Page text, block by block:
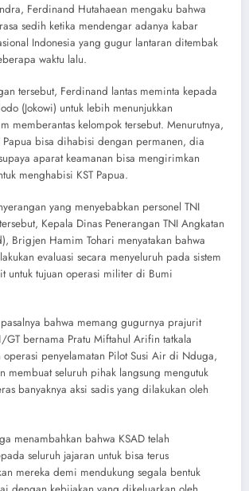
Ferdinand Hutahaean mengaku bahwa
sedih ketika mendengar adanya kabar
Indonesia yang gugur lantaran ditembak
waktu lalu.
tersebut, Ferdinand lantas meminta kepada
(Jokowi) untuk lebih menunjukkan
memberantas kelompok tersebut. Menurutnya,
Papua bisa dihabisi dengan permanen, dia
aparat keamanan bisa mengirimkan
menghabisi KST Papua.
yang menyebabkan personel TNI
Kepala Dinas Penerangan TNI Angkatan
Brigjen Hamim Tohari menyatakan bahwa
evaluasi secara menyeluruh pada sistem
untuk tujuan operasi militer di Bumi
bahwa memang gugurnya prajurit
GT bernama Pratu Miftahul Arifin tatkala
penyelamatan Pilot Susi Air di Nduga,
membuat seluruh pihak langsung mengutuk
banyaknya aksi sadis yang dilakukan oleh
menambahkan bahwa KSAD telah
seluruh jajaran untuk bisa terus
mereka demi mendukung segala bentuk